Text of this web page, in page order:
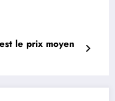
le prix moyen